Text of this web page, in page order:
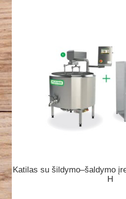
Katilas su šildymo–šaldymo
H